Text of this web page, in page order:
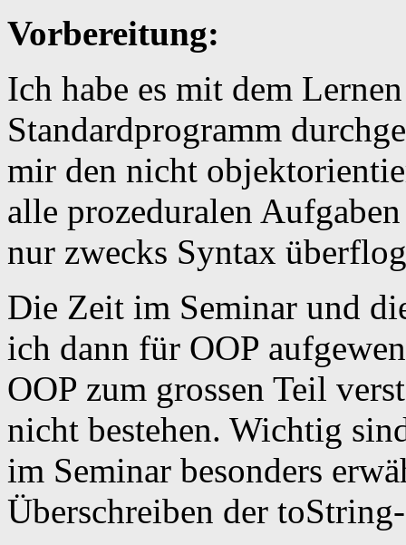
Vorbereitung:
Ich habe es mit dem
Standardprogramm
mir den nicht
alle prozeduralen
nur zwecks Syntax
Die Zeit im Seminar und
ich dann für OOP
OOP zum grossen Teil
nicht bestehen. Wichtig
im Seminar besonders
Überschreiben der